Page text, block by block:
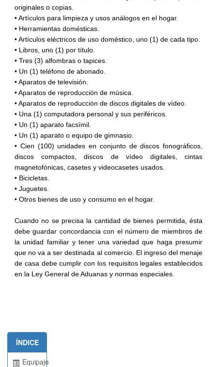
originales o copias.
• Artículos para limpieza y usos análogos en el hogar.
• Herramientas domésticas.
• Artículos eléctricos de uso doméstico, uno (1) de cada tipo.
• Libros, uno (1) por título.
• Tres (3) alfombras o tapices.
• Un (1) teléfono de abonado.
• Aparatos de televisión.
• Aparatos de reproducción de música.
• Aparatos de reproducción de discos digitales de vídeo.
• Una (1) computadora personal y sus periféricos.
• Un (1) aparato facsímil.
• Un (1) aparato o equipo de gimnasio.
• Cien (100) unidades en conjunto de discos fonográficos,
discos compactos, discos de vídeo digitales, cintas
magnetofónicas, casetes y videocasetes usados.
• Bicicletas.
• Juguetes.
• Otros bienes de uso y consumo en el hogar.
Cuando no se precisa la cantidad de bienes permitida, ésta
debe guardar concordancia con el número de miembros de
la unidad familiar y tener una variedad que haga presumir
que no va a ser destinada al comercio. El ingreso del menaje
de casa debe cumplir con los requisitos legales establecidos
en la Ley General de Aduanas y normas especiales.
ÍNDICE
Equipaje